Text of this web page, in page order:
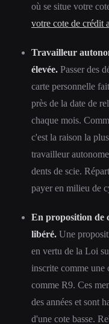
où se situe votre
votre cote de crédit
Travailleur
élevée. Passer des
carte personnelle
près de la date de
chaque mois.
c'est la raison la
travailleur
dents de scie.
payer en milieu de
En proposition de
libéré. Une
en vertu de la Loi
inscrite comme une
comme R9. Ces
des années et sont
d'une cote basse.